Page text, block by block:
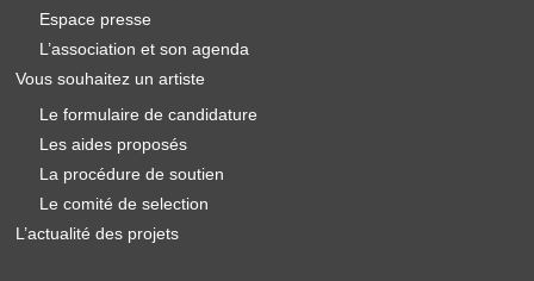
Espace presse
L’association et son agenda
Vous souhaitez un artiste
Le formulaire de candidature
Les aides proposés
La procédure de soutien
Le comité de selection
L’actualité des projets